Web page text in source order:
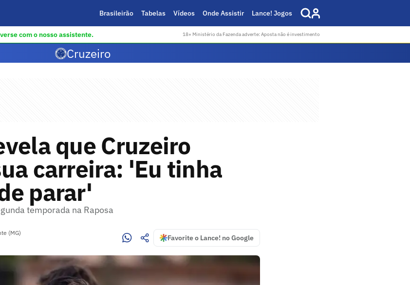
Brasileirão Tabelas Vídeos Onde Assistir Lance! Jogos
com o nosso assistente. 18+ Ministério da Fazenda adverte: Aposta não é investimento
Cruzeiro
que Cruzeiro
carreira: 'Eu tinha
parar'
temporada na Raposa
(MG)
Favorite o Lance! no Google